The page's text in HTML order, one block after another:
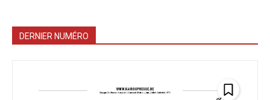
DERNIER NUMÉRO